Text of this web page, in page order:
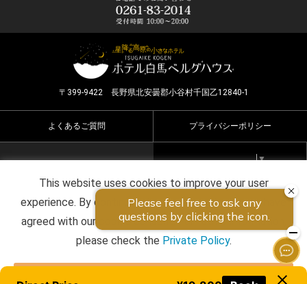
〒399-9422 長野県北安曇郡小谷村千国乙12840-1
よくあるご質問 プライバシーポリシー
Select Language ▼
Copyright ©2026 HOTEL HAKUBA BERGHAUS all rights
reserved.
This website uses cookies to improve your user
experience. By continuing to use this website, you have
agreed with our cookie consent. For futher information,
please check the Private Policy.